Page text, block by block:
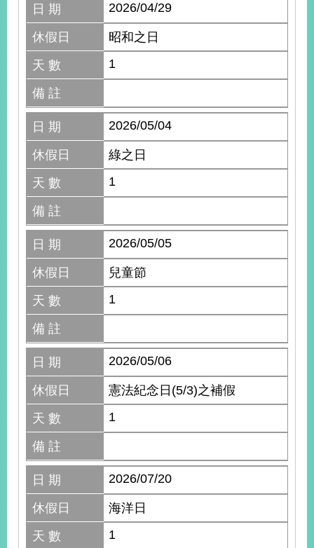
日 期 2026/04/29
休假日
昭和之日
天 數
1
備 註
日 期 2026/05/04
休假日
綠之日
天 數
1
備 註
日 期 2026/05/05
休假日
兒童節
天 數
1
備 註
日 期 2026/05/06
休假日
憲法紀念日(5/3)之補假
天 數
1
備 註
日 期 2026/07/20
休假日
海洋日
天 數
1